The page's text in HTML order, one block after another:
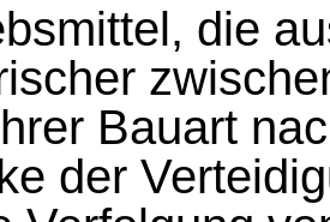
die
Bauart
der